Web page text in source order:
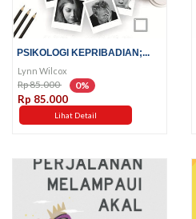
PSIKOLOGI KEPRIBADIAN;...
Lynn Wilcox
Rp 85.000 0%
Rp 85.000
Lihat Detail